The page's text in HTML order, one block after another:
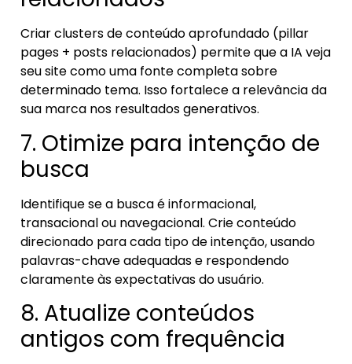
Criar clusters de conteúdo aprofundado (pillar
pages + posts relacionados) permite que a IA veja
seu site como uma fonte completa sobre
determinado tema. Isso fortalece a relevância da
sua marca nos resultados generativos.
7. Otimize para intenção de
busca
Identifique se a busca é informacional,
transacional ou navegacional. Crie conteúdo
direcionado para cada tipo de intenção, usando
palavras-chave adequadas e respondendo
claramente às expectativas do usuário.
8. Atualize conteúdos
antigos com frequência